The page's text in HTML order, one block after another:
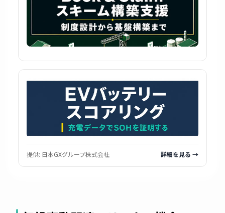
提供: 日本GXグループ株式会社 詳細を見る →